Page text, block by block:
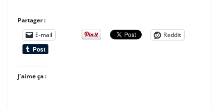
Partager :
E-mail
Reddit
J’aime ça :